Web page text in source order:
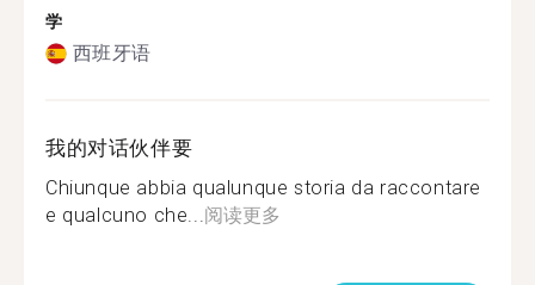
学
西班牙语
我的对话伙伴要
Chiunque abbia qualunque storia da raccontare
e qualcuno che...阅读更多